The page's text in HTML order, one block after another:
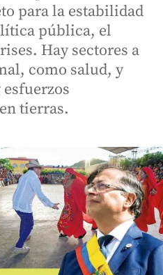
para la estabilidad
pública, el
Hay sectores a
como salud, y
tierras.